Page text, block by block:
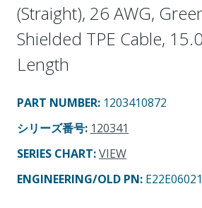
(Straight), 26 AWG,
Shielded TPE Cable,
Length
PART NUMBER: 1203410872
シリーズ番号: 120341
SERIES CHART:VIEW
ENGINEERING/OLD PN: